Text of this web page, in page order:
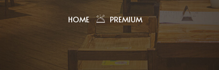
HOME PREMIUM